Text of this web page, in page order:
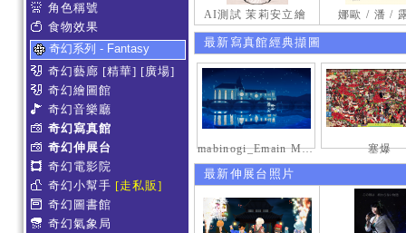
角色稱號
食物效果
奇幻系列 - Fantasy
奇幻藝廊 [精華] [廣場]
奇幻繪圖館
奇幻音樂廳
奇幻寫真館
奇幻伸展台
奇幻電影院
奇幻小幫手 [走私販]
奇幻圖書館
奇幻氣象局
AI測試 茉莉安立繪 娜歐 / 潘 /
最新寫真館經典擷圖
mabinogi_Emain Macha_2000-0600_1 塞爆
最新伸展台照片